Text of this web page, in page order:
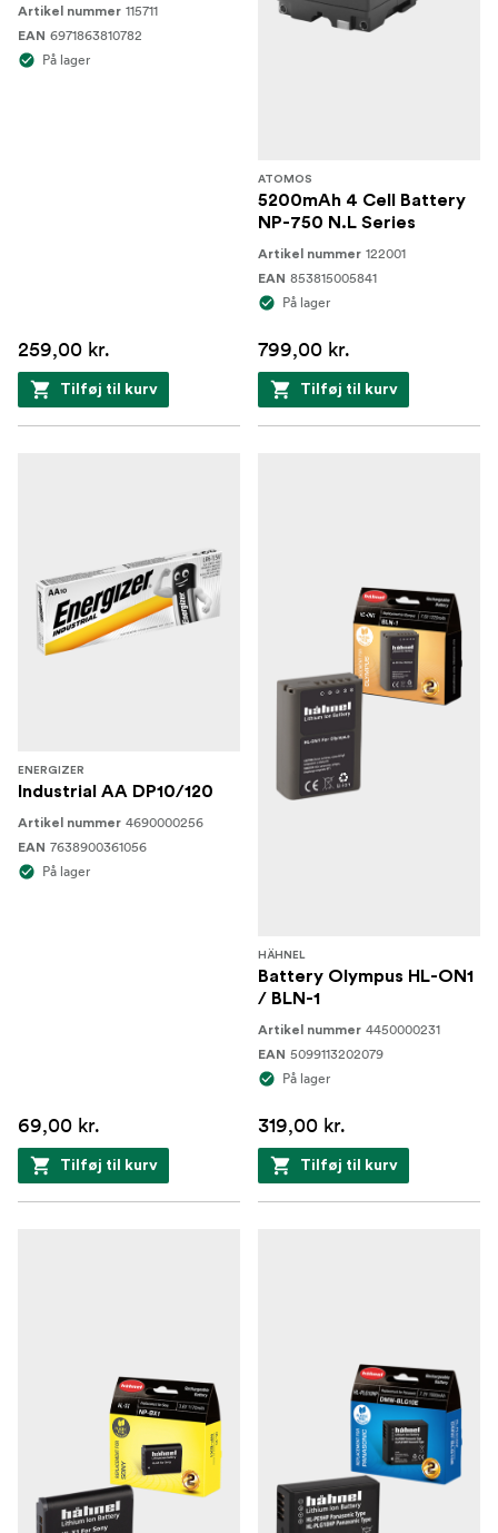
Artikel nummer 115711
EAN 6971863810782
På lager
259,00 kr.
Tilføj til kurv
ATOMOS
5200mAh 4 Cell Battery
NP-750 N.L Series
Artikel nummer 122001
EAN 853815005841
På lager
799,00 kr.
Tilføj til kurv
ENERGIZER
Industrial AA DP10/120
Artikel nummer 4690000256
EAN 7638900361056
På lager
69,00 kr.
Tilføj til kurv
HÄHNEL
Battery Olympus HL-ON1
/ BLN-1
Artikel nummer 4450000231
EAN 5099113202079
På lager
319,00 kr.
Tilføj til kurv